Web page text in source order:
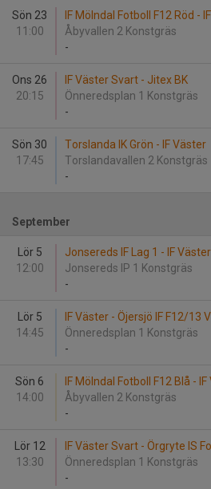
Sön 23
11:00
IF Mölndal Fotboll F12 Röd -
Åbyvallen 2 Konstgräs
-
Ons 26
20:15
IF Väster Svart - Jitex BK
Önneredsplan 1 Konstgräs
-
Sön 30
17:45
Torslanda IK Grön - IF Väster
Torslandavallen 2 Konstgräs
-
September
Lör 5
12:00
Jonsereds IF Lag 1 - IF
Jonsereds IP 1 Konstgräs
-
Lör 5
14:45
IF Väster - Öjersjö IF F12/13
Önneredsplan 1 Konstgräs
-
Sön 6
14:00
IF Mölndal Fotboll F12 Blå -
Åbyvallen 2 Konstgräs
-
Lör 12
13:30
IF Väster Svart - Örgryte IS
Önneredsplan 1 Konstgräs
-